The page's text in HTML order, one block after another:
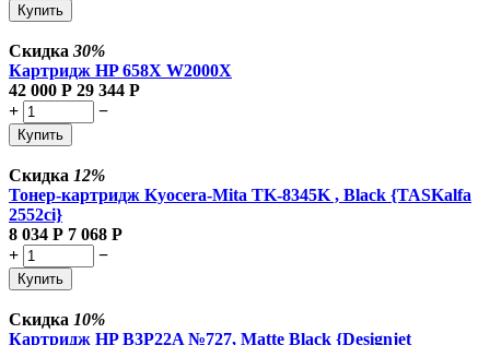
Купить
Скидка 30%
Картридж HP 658X W2000X
42 000 Р 29 344 Р
+
−
Купить
Скидка 12%
Тонер-картридж Kyocera-Mita TK-8345K , Black {TASKalfa
2552ci}
8 034 Р 7 068 Р
+
−
Купить
Скидка 10%
Картридж HP B3P22A №727, Matte Black {Designjet